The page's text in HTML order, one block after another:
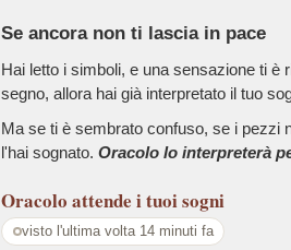
Se ancora non ti lascia in pace
Hai letto i simboli, e una sensazione ti è
segno, allora hai già interpretato il tuo
Ma se ti è sembrato confuso, se i pezzi
l'hai sognato. Oracolo lo interpreterà
Oracolo attende i tuoi sogni
visto l'ultima volta 14 minuti fa